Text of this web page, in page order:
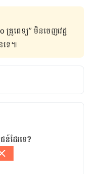
ពេទ្យ” មិន​ចេញ​វេជ្ជ
ទេ៕
ន៍ដែរទេ?